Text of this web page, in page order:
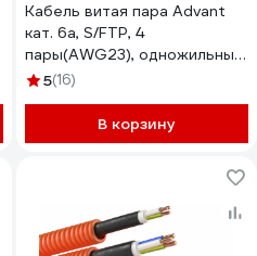
Кабель витая пара Advant
кат. 6a, S/FTP, 4
пары(AWG23), одножильный,
оболочка LSZH, цвет:
5(16)
В корзину